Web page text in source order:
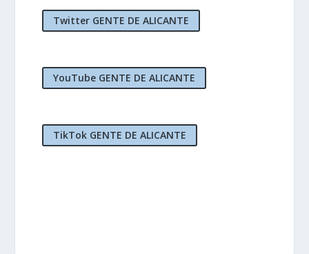
Twitter GENTE DE ALICANTE
YouTube GENTE DE ALICANTE
TikTok GENTE DE ALICANTE